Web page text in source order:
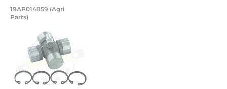
Крестовина сельхоз W2200
Крестовина 19AP014859 Agri Parts, диаметр чашки 23,8
19AP014859 (Agri
Parts)